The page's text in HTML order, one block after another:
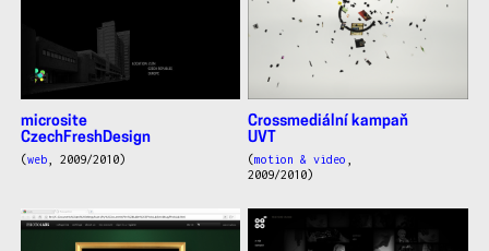
microsite
CzechFreshDesign
(web, 2009/2010)
Crossmediální kampaň
UVT
(motion & video
2009/2010)